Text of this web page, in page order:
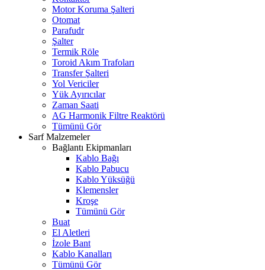
Motor Koruma Şalteri
Otomat
Parafudr
Şalter
Termik Röle
Toroid Akım Trafoları
Transfer Şalteri
Yol Vericiler
Yük Ayırıcılar
Zaman Saati
AG Harmonik Filtre Reaktörü
Tümünü Gör
Sarf Malzemeler
Bağlantı Ekipmanları
Kablo Bağı
Kablo Pabucu
Kablo Yüksüğü
Klemensler
Kroşe
Tümünü Gör
Buat
El Aletleri
İzole Bant
Kablo Kanalları
Tümünü Gör